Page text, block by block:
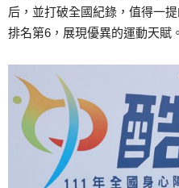
后，並打破全國紀錄，值得一
排名第6，展現優異的運動天賦。